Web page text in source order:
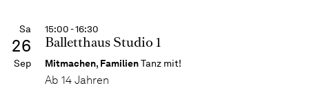
Sa
26
Sep
15:00 - 16:30
Balletthaus Studio 1
Mitmachen, FamilienTanz mit!
Ab 14 Jahren